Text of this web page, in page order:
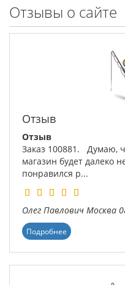
Отзывы о сайте
Отзыв
Отзыв
Заказ 100881. Думаю,
магазин будет далеко
понравился р...
Олег Павлович Москва
Подробнее